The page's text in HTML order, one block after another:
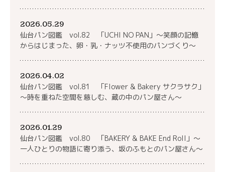
2026.05.29
仙台パン図鑑 vol.82 「UCHI NO PAN」～笑顔の記憶
からはじまった、卵・乳・ナッツ不使用のパンづくり～
2026.04.02
仙台パン図鑑 vol.81 「Flower & Bakery サクラサク」
～時を重ねた空間を慈しむ、蔵の中のパン屋さん～
2026.01.29
仙台パン図鑑 vol.80 「BAKERY & BAKE End Roll」～
一人ひとりの物語に寄り添う、坂のふもとのパン屋さん～